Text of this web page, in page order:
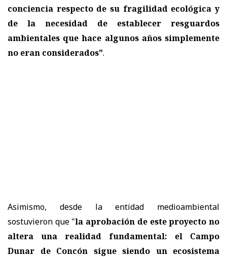
conciencia respecto de su fragilidad ecológica y
de la necesidad de establecer resguardos
ambientales que hace algunos años simplemente
no eran considerados".
Asimismo, desde la entidad medioambiental
sostuvieron que "la aprobación de este proyecto no
altera una realidad fundamental: el Campo
Dunar de Concón sigue siendo un ecosistema